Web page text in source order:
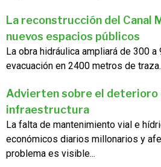
La reconstrucción del Canal
nuevos espacios públicos
La obra hidráulica ampliará de 300
evacuación en 2400 metros de
Advierten sobre el deterioro
infraestructura
La falta de mantenimiento vial e
económicos diarios millonarios y
problema es visible...